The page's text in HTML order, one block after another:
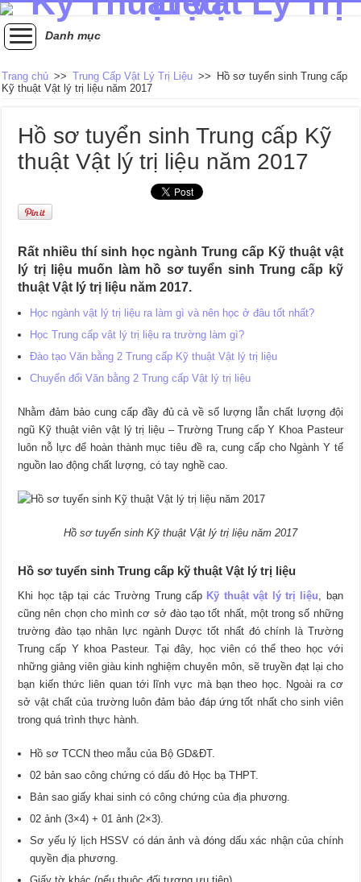
Danh mục
Trang chủ >> Trung Cấp Vật Lý Trị Liệu >>
Hồ sơ tuyển sinh Trung cấp
Kỹ thuật Vật lý trị liệu năm 2017
Hồ sơ tuyển sinh Trung cấp Kỹ
thuật Vật lý trị liệu năm 2017
Rất nhiều thí sinh học ngành Trung cấp Kỹ thuật vật
lý trị liệu muốn làm hồ sơ tuyển sinh Trung cấp kỹ
thuật Vật lý trị liệu năm 2017.
Học ngành vật lý trị liệu ra làm gì và nên học ở đâu tốt nhất?
Học Trung cấp vật lý trị liệu ra trường làm gì?
Đào tạo Văn bằng 2 Trung cấp Kỹ thuật Vật lý trị liệu
Chuyển đổi Văn bằng 2 Trung cấp Vật lý trị liệu
Nhằm đảm bảo cung cấp đầy đủ cả về số lượng lẫn chất lượng đội
ngũ Kỹ thuật viên vật lý trị liệu – Trường Trung cấp Y Khoa Pasteur
luôn nỗ lực để hoàn thành mục tiêu đề ra, cung cấp cho Ngành Y tế
nguồn lao động chất lượng, có tay nghề cao.
Hồ sơ tuyển sinh Kỹ thuật Vật lý trị liệu năm 2017
Hồ sơ tuyển sinh Trung cấp kỹ thuật Vật lý trị liệu
Khi học tập tại các Trường Trung cấp Kỹ thuật vật lý trị liệu, bạn
cũng nên chọn cho mình cơ sở đào tạo tốt nhất, một trong số những
trường đào tạo nhân lực ngành Dược tốt nhất đó chính là Trường
Trung cấp Y khoa Pasteur. Tại đây, học viên có thể theo học với
những giảng viên giàu kinh nghiệm chuyên môn, sẽ truyền đạt lại cho
bạn kiến thức liên quan tới lĩnh vực mà bạn theo học. Ngoài ra cơ
sở vật chất của trường luôn đảm bảo đáp ứng tốt nhất cho sinh viên
trong quá trình thực hành.
Hồ sơ TCCN theo mẫu của Bộ GD&ĐT.
02 bản sao công chứng có dấu đỏ Học bạ THPT.
Bản sao giấy khai sinh có công chứng của địa phương.
02 ảnh (3×4) + 01 ảnh (2×3).
Sơ yếu lý lịch HSSV có dán ảnh và đóng dấu xác nhận của chính
quyền địa phương.